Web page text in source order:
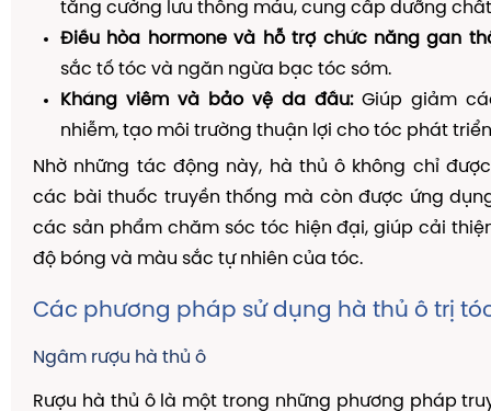
tăng cường lưu thông máu, cung cấp dưỡng
Điều hòa hormone và hỗ trợ chức năng gan
sắc tố tóc và ngăn ngừa bạc tóc sớm.
Kháng viêm và bảo vệ da đầu:Giúp giảm
nhiễm, tạo môi trường thuận lợi cho tóc phát
Nhờ những tác động này, hà thủ ô không chỉ
các bài thuốc truyền thống mà còn được ứng
các sản phẩm chăm sóc tóc hiện đại, giúp cải
độ bóng và màu sắc tự nhiên của tóc.
Các phương pháp sử dụng hà thủ ô trị
Ngâm rượu hà thủ ô
Rượu hà thủ ô là một trong những phương pháp